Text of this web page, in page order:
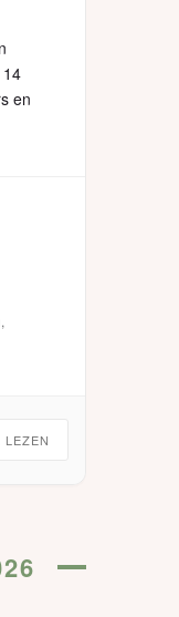
en
te
LEZEN